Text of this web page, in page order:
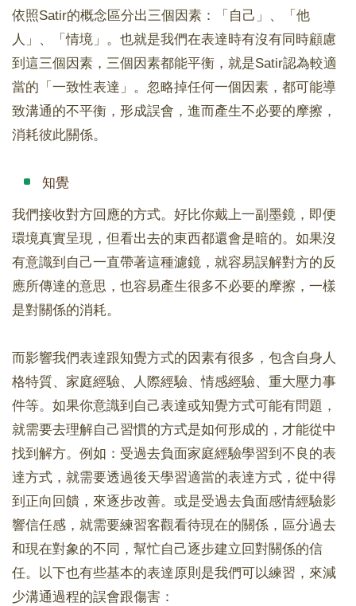
依照Satir的概念區分出三個因素：「自己」、「他
人」、「情境」。也就是我們在表達時有沒有同時顧慮
到這三個因素，三個因素都能平衡，就是Satir認為較適
當的「一致性表達」。忽略掉任何一個因素，都可能導
致溝通的不平衡，形成誤會，進而產生不必要的摩擦，
消耗彼此關係。
知覺
我們接收對方回應的方式。好比你戴上一副墨鏡，即便
環境真實呈現，但看出去的東西都還會是暗的。如果沒
有意識到自己一直帶著這種濾鏡，就容易誤解對方的反
應所傳達的意思，也容易產生很多不必要的摩擦，一樣
是對關係的消耗。
而影響我們表達跟知覺方式的因素有很多，包含自身人
格特質、家庭經驗、人際經驗、情感經驗、重大壓力事
件等。如果你意識到自己表達或知覺方式可能有問題，
就需要去理解自己習慣的方式是如何形成的，才能從中
找到解方。例如：受過去負面家庭經驗學習到不良的表
達方式，就需要透過後天學習適當的表達方式，從中得
到正向回饋，來逐步改善。或是受過去負面感情經驗影
響信任感，就需要練習客觀看待現在的關係，區分過去
和現在對象的不同，幫忙自己逐步建立回對關係的信
任。以下也有些基本的表達原則是我們可以練習，來減
少溝通過程的誤會跟傷害：